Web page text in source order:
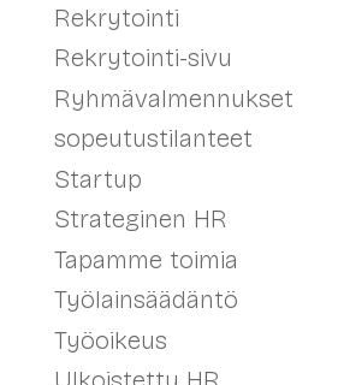
Rekrytointi
Rekrytointi-sivu
Ryhmävalmennukset
sopeutustilanteet
Startup
Strateginen HR
Tapamme toimia
Työlainsäädäntö
Työoikeus